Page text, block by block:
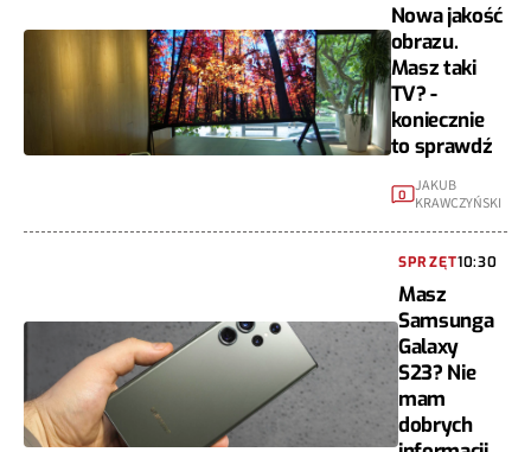
Nowa jakość
obrazu.
Masz taki
TV? -
koniecznie
to sprawdź
0 JAKUB
KRAWCZYŃSKI
SPRZĘT10:30
Masz
Samsunga
Galaxy
S23? Nie
mam
dobrych